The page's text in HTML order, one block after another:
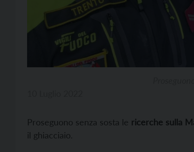
Proseguono senza sosta le ricerche sulla
il ghiacciaio.